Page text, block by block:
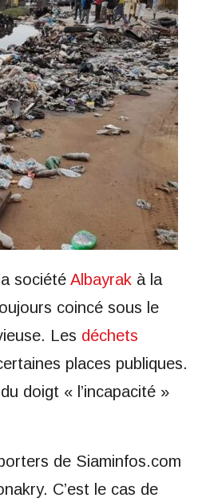
société Albayrak à la
coincé sous le
Les déchets
places publiques.
doigt « l’incapacité »
de Siaminfos.com
C’est le cas de